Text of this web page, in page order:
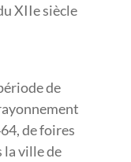
XIIe siècle
de
de foires
la ville de